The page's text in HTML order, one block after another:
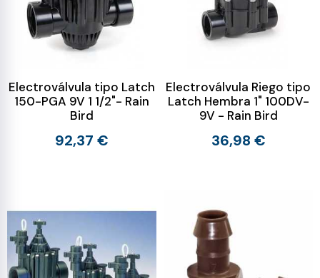
Electroválvula tipo Latch
150-PGA 9V 1 1/2"- Rain
Bird
92,37 €
Electroválvula Riego tipo
Latch Hembra 1" 100DV-
9V - Rain Bird
36,98 €